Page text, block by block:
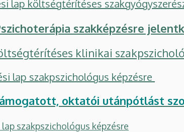
lap költségtérítéses
szakképzésre
klinikai
lap szakpszichológus képzésre
oktatói utánpótlást
lap szakpszichológus képzésre